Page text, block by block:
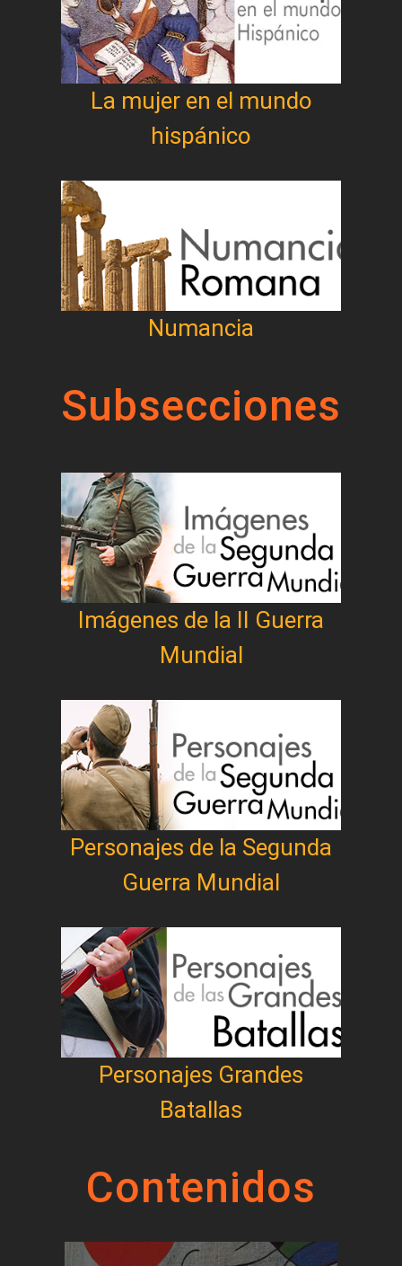
La mujer en el mundo
hispánico
Numancia
Subsecciones
Imágenes de la II Guerra
Mundial
Personajes de la Segunda
Guerra Mundial
Personajes Grandes
Batallas
Contenidos